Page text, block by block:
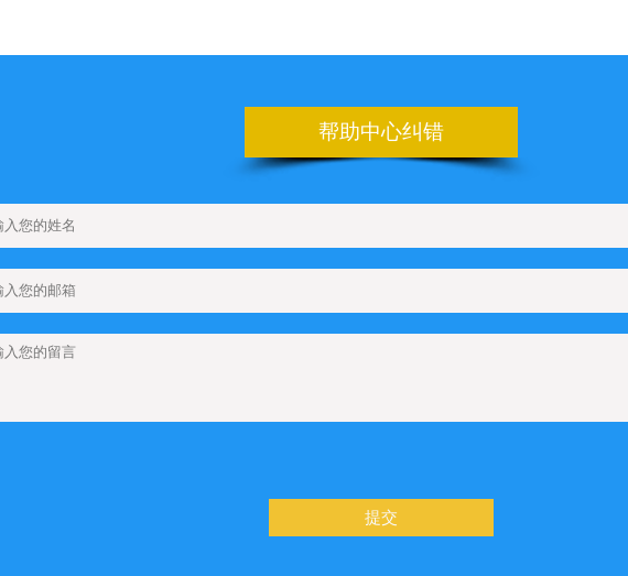
【网站建设】留言板上如何设置日期的选项
【网站SEO】如何申请百度地图的key
【网站建设】网站上如何配置Telegram在线咨询
团队管理
【网站建设】FAQ管理
帮助中心纠错
提交